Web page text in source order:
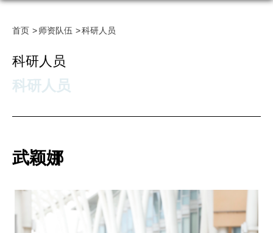
首页 师资队伍 科研人员
科研人员
科研人员
武颖娜